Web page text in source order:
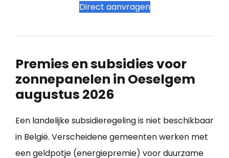
Direct aanvragen
Premies en subsidies voor
zonnepanelen in Oeselgem
augustus 2026
Een landelijke subsidieregeling is niet beschikbaar
in België. Verscheidene gemeenten werken met
een geldpotje (energiepremie) voor duurzame